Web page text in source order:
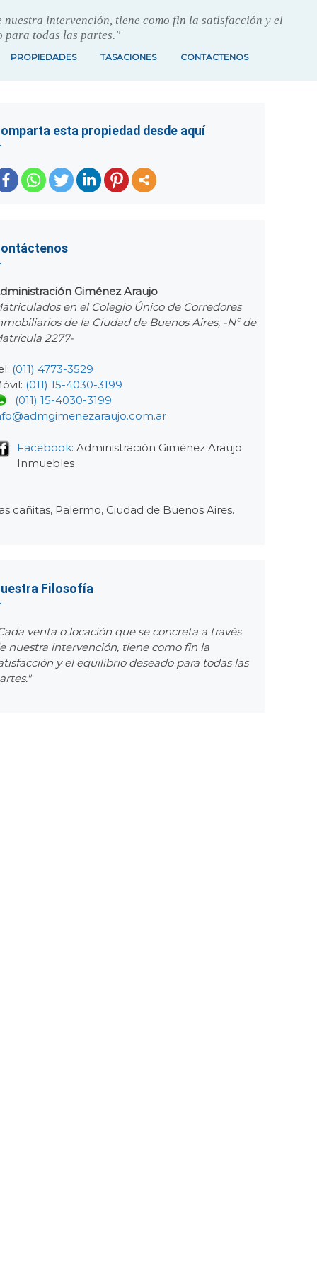
nuestra intervención, tiene como fin la satisfacción y el
para todas las partes."
PROPIEDADES TASACIONES CONTACTENOS
esta propiedad desde aquí
Giménez Araujo
en el Colegio Único de Corredores
de la Ciudad de Buenos Aires, -Nº de
2277-
(011) 4773-3529
(011) 15-4030-3199
(011) 15-4030-3199
Facebook: Administración Giménez Araujo
Inmuebles
cañitas, Palermo, Ciudad de Buenos Aires.
Filosofía
venta o locación que se concreta a través
nuestra intervención, tiene como fin la
y el equilibrio deseado para todas las